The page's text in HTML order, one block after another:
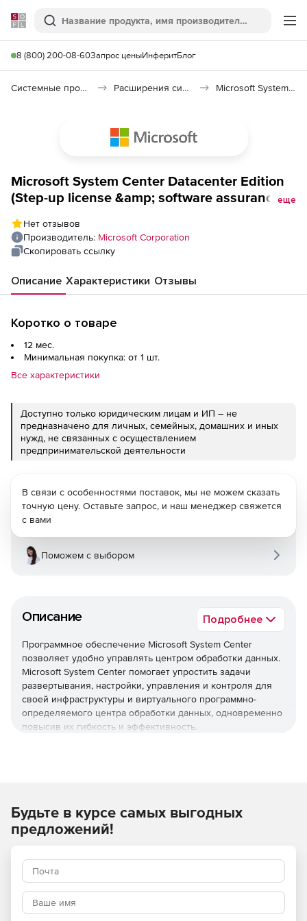
Softline
Поиск
8 (800) 200-08-60Запрос ценыИнферитБлог
Системные программы Расширения системы Microsoft System Center
Microsoft System Center Datacenter Edition
(Step-up license &amp; software assurance,
GOV level D additional product 1 Year
Acquired Year 3
еще
Нет отзывов
Производитель: Microsoft Corporation
Скопировать ссылку
Описание Характеристики Отзывы
Коротко о товаре
12 мес.
Минимальная покупка: от 1 шт.
Все характеристики
Доступно только юридическим лицам и ИП – не
предназначено для личных, семейных, домашних и иных
нужд, не связанных с осуществлением
предпринимательской деятельности
Описание Подробнее
Программное обеспечение Microsoft System Center
позволяет удобно управлять центром обработки данных.
Microsoft System Center помогает упростить задачи
развертывания, настройки, управления и контроля для
своей инфраструктуры и виртуального программно-
определяемого центра обработки данных, одновременно
повысив их гибкость и эффективность.
безопасности.
Автоматизация и самообслуживание
автоматизированным рабочим процессам и
самообслуживанию.
Мониторинг инфраструктуры и рабочих нагрузок
В связи с особенностями поставок, мы не можем сказать
точную цену. Оставьте запрос, и наш менеджер свяжется
с вами
Поможем с выбором
Будьте в курсе самых выгодных
предложений!